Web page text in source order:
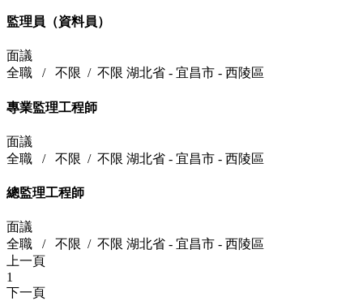
監理員（資料員）
面議
全職
/ 不限 / 不限 湖北省 - 宜昌市 - 西陵區
專業監理工程師
面議
全職
/ 不限 / 不限 湖北省 - 宜昌市 - 西陵區
總監理工程師
面議
全職
/ 不限 / 不限 湖北省 - 宜昌市 - 西陵區
上一頁
1
下一頁